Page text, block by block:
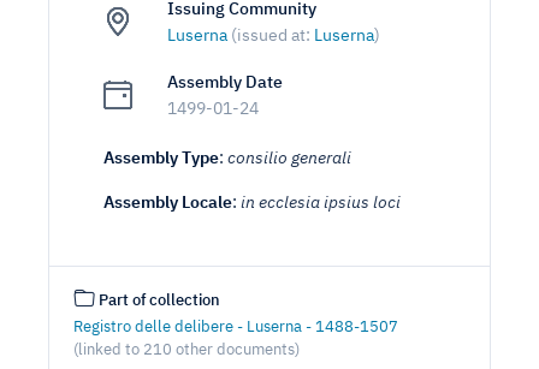
Issuing Community
Luserna (issued at: Luserna)
Assembly Date
1499-01-24
Assembly Type: consilio generali
Assembly Locale: in ecclesia ipsius loci
Part of collection
Registro delle delibere - Luserna - 1488-1507
(linked to 210 other documents)